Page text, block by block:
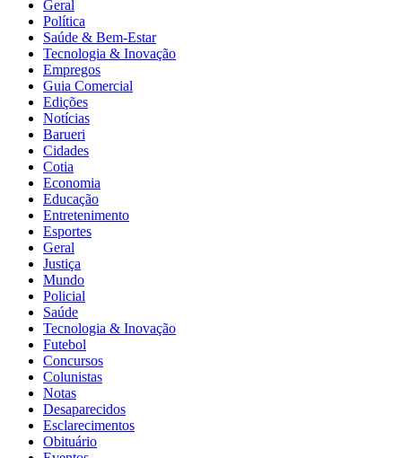
Geral
Política
Saúde & Bem-Estar
Tecnologia & Inovação
Empregos
Guia Comercial
Edições
Notícias
Barueri
Cidades
Cotia
Economia
Educação
Entretenimento
Esportes
Geral
Justiça
Mundo
Policial
Saúde
Tecnologia & Inovação
Futebol
Concursos
Colunistas
Notas
Desaparecidos
Esclarecimentos
Obituário